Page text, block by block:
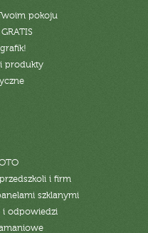
pokoju
produkty
i firm
szklanymi
i odpowiedzi